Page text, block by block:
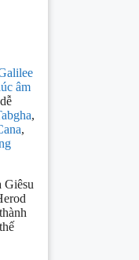
âm
,
,
Giêsu